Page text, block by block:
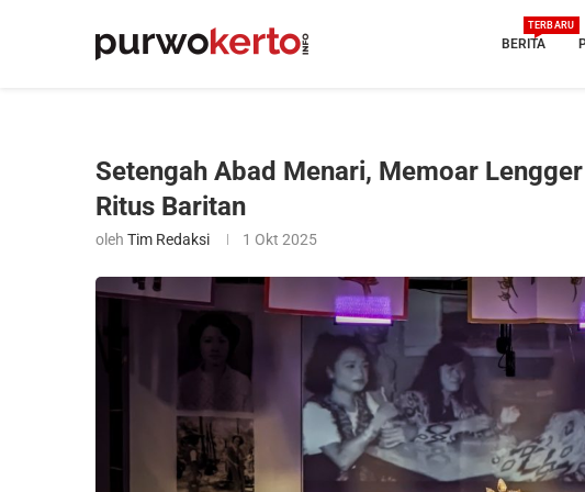
BERITA
TERBARU
Setengah Abad Menari, Memoar
Ritus Baritan
oleh Tim Redaksi 1 Okt 2025